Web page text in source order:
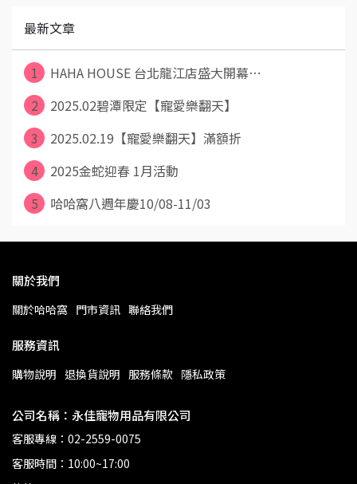
最新文章
1
HAHA HOUSE 台北龍江店盛大開幕⋯
2
2025.02碧潭限定【寵愛樂翻天】
3
2025.02.19【寵愛樂翻天】滿額折
4
2025金蛇迎春 1月活動
5
哈哈窩八週年慶10/08-11/03
關於我們
關於哈哈窩 門市資訊 聯絡我們
服務資訊
購物說明 退換貨說明 服務條款 隱私政策
公司名稱：永佳寵物用品有限公司
客服專線：02-2559-0075
客服時間：10:00~17:00